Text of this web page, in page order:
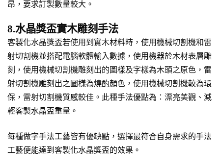
昂，要求訂製數量較大。
8.水晶獎盃實木雕刻手法
客製化水晶獎盃若使用到實木材料時，使用機械切割機和雷
射切割機並搭配電腦軟體輸入數據，使用機器於木材表層雕
刻，使用機械切割機雕刻出的圖樣及字樣為木頭之原色，雷
射切割機雕刻出之圖樣為燒酌顏色，使用機械切割機較為環
保，雷射切割機質感較佳。此種手法優點為：漂亮美觀、減
輕客製水晶盃重量。
每種做字手法工藝皆有優缺點，選擇最符合自身需求的手法
工藝便能達到客製化水晶獎盃的效果。